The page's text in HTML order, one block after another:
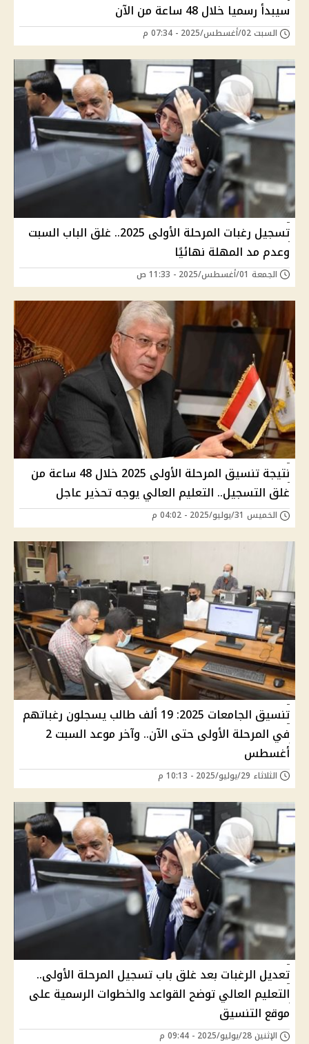
سيبدأ رسميا خلال 48 ساعة من الآن
السبت 02/أغسطس/2025 - 07:34 م
تسجيل رغبات المرحلة الأولى 2025.. غلق الباب السبت
وعدم مد المهلة نهائيًا
الجمعة 01/أغسطس/2025 - 11:33 ص
نتيجة تنسيق المرحلة الأولى 2025 خلال 48 ساعة من
غلق التسجيل.. التعليم العالي يوجه تحذير عاجل
الخميس 31/يوليو/2025 - 04:02 م
تنسيق الجامعات 2025: 19 ألف طالب يسجلون رغباتهم
في المرحلة الأولى حتى الآن.. وآخر موعد السبت 2
أغسطس
الثلاثاء 29/يوليو/2025 - 10:13 م
تعديل الرغبات بعد غلق باب تسجيل المرحلة الأولى..
التعليم العالي توضح القواعد والخطوات الرسمية على
موقع التنسيق
الإثنين 28/يوليو/2025 - 09:44 م